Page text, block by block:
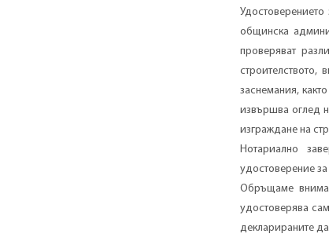
общинска
проверяват
строителството,
заснемания,
извършва оглед
изграждане на
Нотариално
удостоверение
Обръщаме
удостоверява
декларираните